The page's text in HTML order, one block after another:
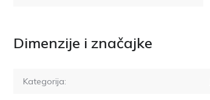
Dimenzije i značajke
Kategorija: